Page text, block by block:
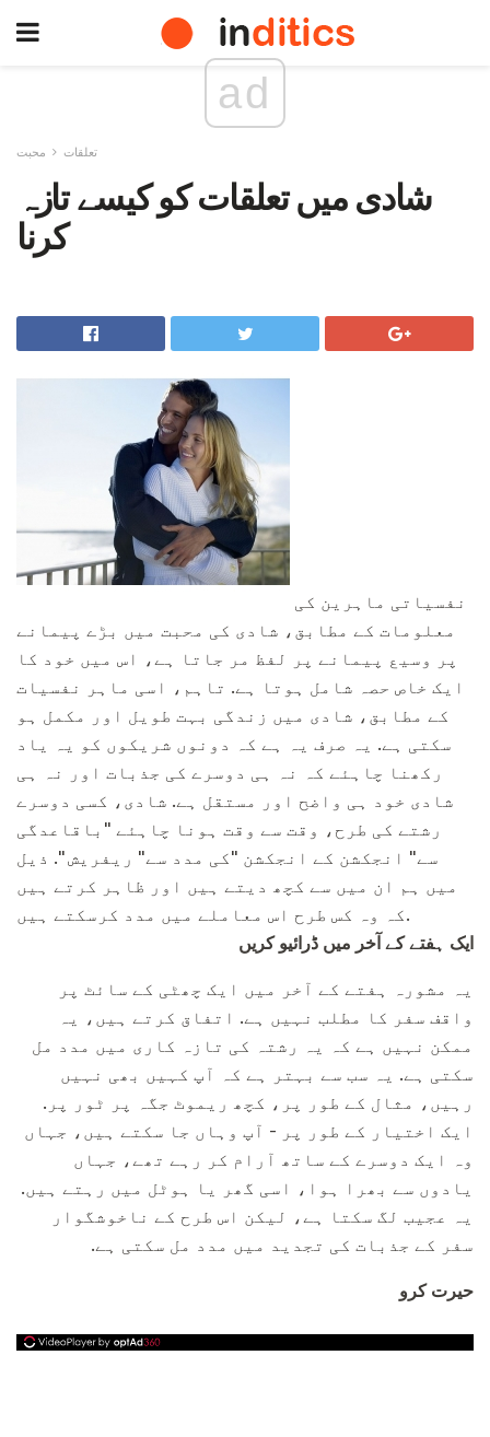
ad
تعلقات محبت
شادی میں تعلقات کو کیسے تازہ
کرنا
معلومات کے مطابق، شادی کی محبت میں بڑے پیمانے
پر وسیع پیمانے پر لفظ مر جاتا ہے، اس میں خود کا
ایک خاص حصہ شامل ہوتا ہے. تاہم، اسی ماہر نفسیات
کے مطابق، شادی میں زندگی بہت طویل اور مکمل ہو
سکتی ہے. یہ صرف یہ ہے کہ دونوں شریکوں کو یہ یاد
رکھنا چاہئے کہ نہ ہی دوسرے کی جذبات اور نہ ہی
شادی خود ہی واضح اور مستقل ہے. شادی، کسی دوسرے
رشتے کی طرح، وقت سے وقت ہونا چاہئے "باقاعدگی
سے" انجکشن کے انجکشن "کی مدد سے" ریفریش ". ذیل
میں ہم ان میں سے کچھ دیتے ہیں اور ظاہر کرتے ہیں
کہ وہ کس طرح اس معاملے میں مدد کرسکتے ہیں.
ایک ہفتے کے آخر میں ڈرائیو کریں
یہ مشورہ ہفتے کے آخر میں ایک چھٹی کے سائٹ پر
واقف سفر کا مطلب نہیں ہے. اتفاق کرتے ہیں، یہ
ممکن نہیں ہے کہ یہ رشتہ کی تازہ کاری میں مدد مل
سکتی ہے. یہ سب سے بہتر ہے کہ آپ کہیں بھی نہیں
رہیں، مثال کے طور پر، کچھ ریموٹ جگہ پر ٹور پر.
ایک اختیار کے طور پر - آپ وہاں جا سکتے ہیں، جہاں
وہ ایک دوسرے کے ساتھ آرام کر رہے تھے، جہاں
یادوں سے بھرا ہوا، اسی گھر یا ہوٹل میں رہتے ہیں.
یہ عجيب لگ سکتا ہے، لیکن اس طرح کے ناخوشگوار
سفر کے جذبات کی تجدید میں مدد مل سکتی ہے.
حیرت کرو